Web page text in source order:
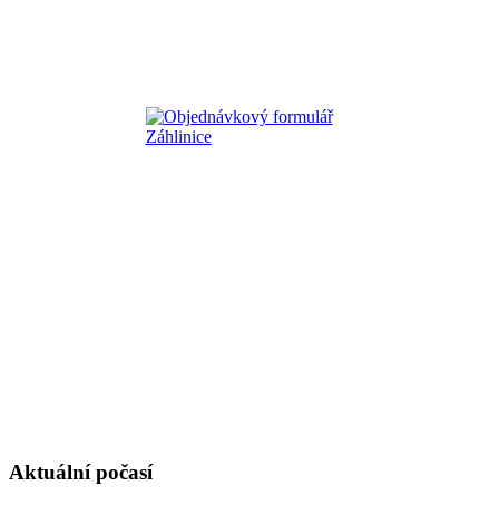
Aktuální počasí